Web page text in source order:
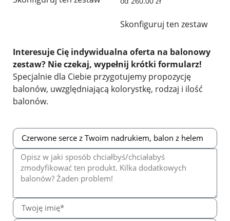
Skonfiguruj ten zestaw
Interesuje Cię indywidualna oferta na balonowy
zestaw? Nie czekaj, wypełnij krótki formularz!
Specjalnie dla Ciebie przygotujemy propozycję
balonów, uwzględniającą kolorystkę, rodzaj i ilość
balonów.